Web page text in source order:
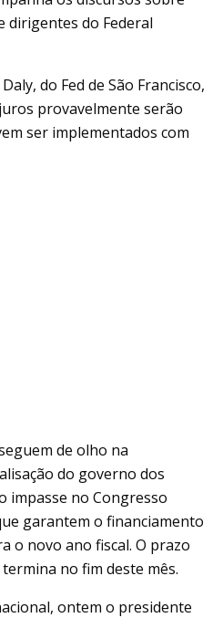
dirigentes do Federal
do Fed de São Francisco,
provavelmente serão
ser implementados com
de olho na
do governo dos
impasse no Congresso
garantem o financiamento
o novo ano fiscal. O prazo
no fim deste mês.
ontem o presidente